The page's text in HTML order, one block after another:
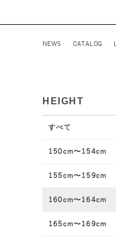
NEWS CATALOG
HEIGHT
すべて
150cm〜154cm
155cm〜159cm
160cm〜164cm
165cm〜169cm